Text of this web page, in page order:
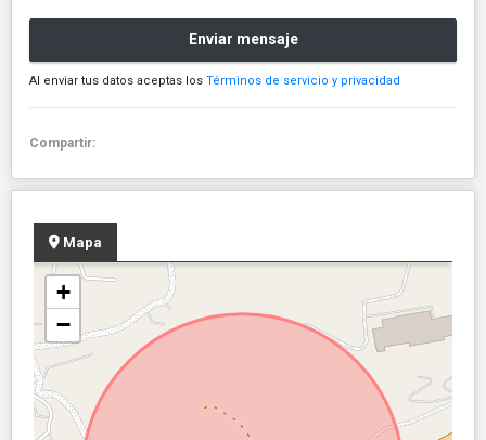
Enviar mensaje
Al enviar tus datos aceptas los Términos de servicio y privacidad
Compartir:
Mapa
+
−